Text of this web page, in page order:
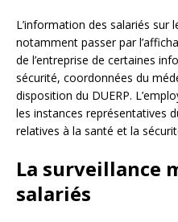
L’information des salariés sur
notamment passer par
de l’entreprise de certaines
sécurité, coordonnées du
disposition du DUERP.
les instances représentatives
relatives à la santé et la
La surveillance
salariés